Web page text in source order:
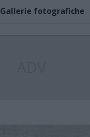
Gallerie fotografiche